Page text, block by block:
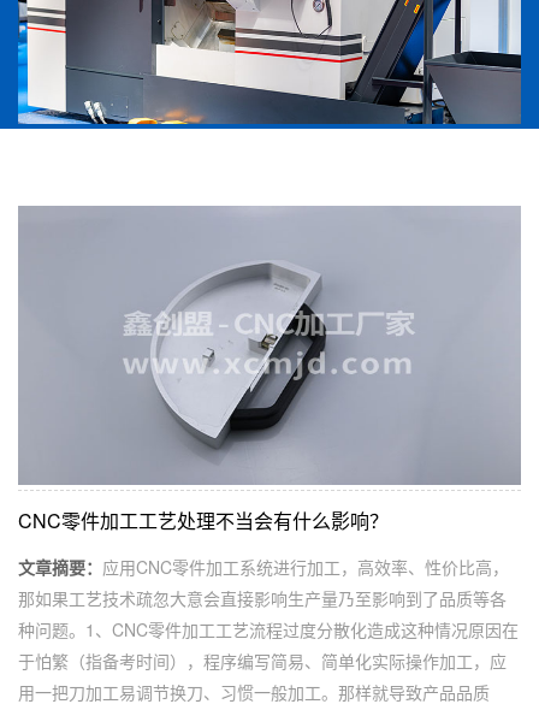
CNC零件加工工艺处理不当会有什么影响？
文章摘要： 应用CNC零件加工系统进行加工，高效率、性价比高，
那如果工艺技术疏忽大意会直接影响生产量乃至影响到了品质等各
种问题。1、CNC零件加工工艺流程过度分散化造成这种情况原因在
于怕繁（指备考时间），程序编写简易、简单化实际操作加工，应
用一把刀加工易调节换刀、习惯一般加工。那样就导致产品品质